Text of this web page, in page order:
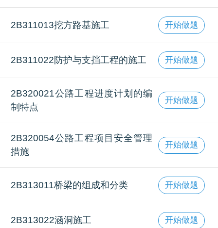
2B311013挖方路基施工 开始做题
2B311022防护与支挡工程的施工 开始做题
2B320021公路工程进度计划的编
制特点
开始做题
2B320054公路工程项目安全管理
措施
开始做题
2B313011桥梁的组成和分类 开始做题
2B313022涵洞施工 开始做题